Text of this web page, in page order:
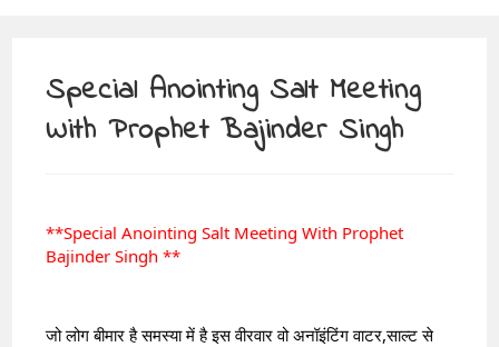
Special Anointing Salt Meeting
With Prophet Bajinder Singh
**Special Anointing Salt Meeting With Prophet
Bajinder Singh **
जो लोग बीमार है समस्या में है इस वीरवार वो अनॉइंटिंग वाटर,साल्ट से